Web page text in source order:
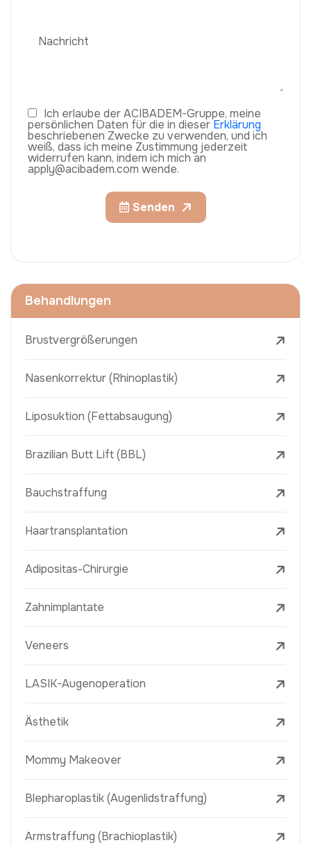
Ich erlaube der ACIBADEM-Gruppe, meine
persönlichen Daten für die in dieser Erklärung
beschriebenen Zwecke zu verwenden, und ich
weiß, dass ich meine Zustimmung jederzeit
widerrufen kann, indem ich mich an
apply@acibadem.com wende.
Senden
Behandlungen
Brustvergrößerungen
Nasenkorrektur (Rhinoplastik)
Liposuktion (Fettabsaugung)
Brazilian Butt Lift (BBL)
Bauchstraffung
Haartransplantation
Adipositas-Chirurgie
Zahnimplantate
Veneers
LASIK-Augenoperation
Ästhetik
Mommy Makeover
Blepharoplastik (Augenlidstraffung)
Armstraffung (Brachioplastik)